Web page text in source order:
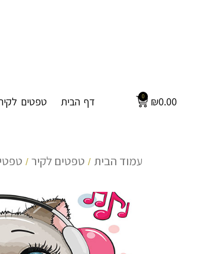
₪0.00
0 דף הבית טפטים
עמוד הבית / טפטים לקיר /